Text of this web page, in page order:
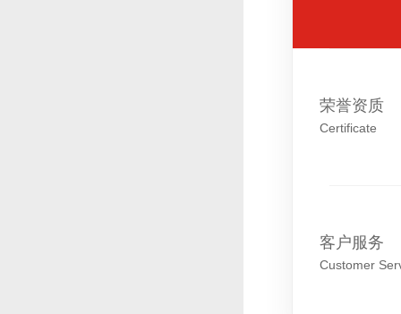
荣誉资质
Certificate
客户服务
Customer